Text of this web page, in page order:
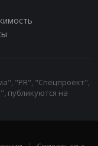
"PR", "Спецпроект",
публикуются на